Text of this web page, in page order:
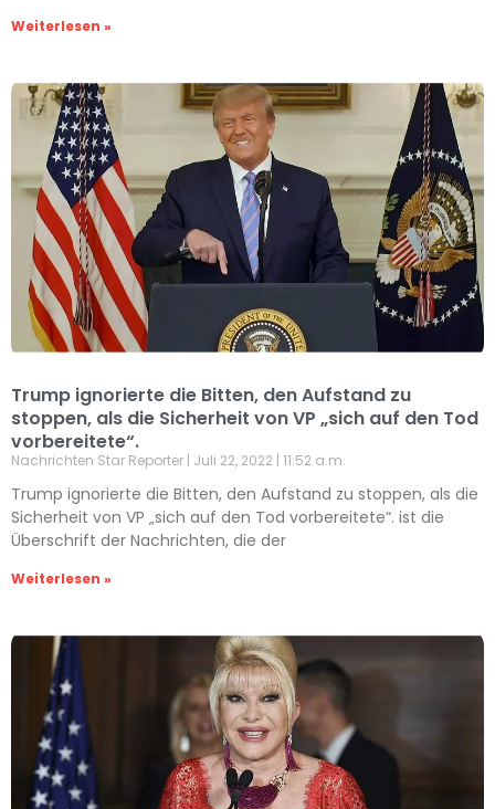
Weiterlesen »
Trump ignorierte die Bitten, den Aufstand zu
stoppen, als die Sicherheit von VP „sich auf den Tod
vorbereitete“.
Nachrichten Star Reporter Juli 22, 2022 11:52 a.m.
Trump ignorierte die Bitten, den Aufstand zu stoppen, als die
Sicherheit von VP „sich auf den Tod vorbereitete“. ist die
Überschrift der Nachrichten, die der
Weiterlesen »